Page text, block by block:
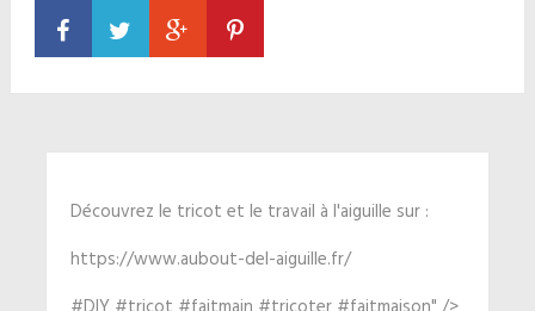
Découvrez le tricot et le travail à l'aiguille sur :
https://www.aubout-del-aiguille.fr/